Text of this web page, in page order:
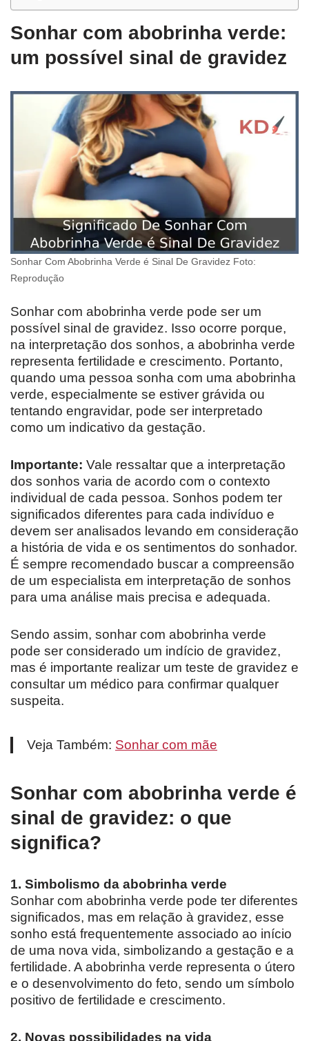
Sonhar com abobrinha verde:
um possível sinal de gravidez
Sonhar Com Abobrinha Verde é Sinal De Gravidez Foto:
Reprodução
Sonhar com abobrinha verde pode ser um
possível sinal de gravidez. Isso ocorre porque,
na interpretação dos sonhos, a abobrinha verde
representa fertilidade e crescimento. Portanto,
quando uma pessoa sonha com uma abobrinha
verde, especialmente se estiver grávida ou
tentando engravidar, pode ser interpretado
como um indicativo da gestação.
Importante: Vale ressaltar que a interpretação
dos sonhos varia de acordo com o contexto
individual de cada pessoa. Sonhos podem ter
significados diferentes para cada indivíduo e
devem ser analisados levando em consideração
a história de vida e os sentimentos do sonhador.
É sempre recomendado buscar a compreensão
de um especialista em interpretação de sonhos
para uma análise mais precisa e adequada.
Sendo assim, sonhar com abobrinha verde
pode ser considerado um indício de gravidez,
mas é importante realizar um teste de gravidez e
consultar um médico para confirmar qualquer
suspeita.
Veja Também: Sonhar com mãe
Sonhar com abobrinha verde é
sinal de gravidez: o que
significa?
1. Simbolismo da abobrinha verde
Sonhar com abobrinha verde pode ter diferentes
significados, mas em relação à gravidez, esse
sonho está frequentemente associado ao início
de uma nova vida, simbolizando a gestação e a
fertilidade. A abobrinha verde representa o útero
e o desenvolvimento do feto, sendo um símbolo
positivo de fertilidade e crescimento.
2. Novas possibilidades na vida